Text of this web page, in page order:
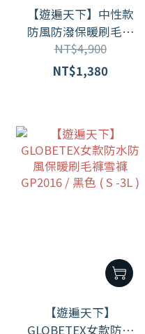
【遊遍天下】中性款
防風防潑保暖刷毛褲
(雪褲) GP20009 /黑色
NT$4,900
NT$1,380
【遊遍天下】
GLOBETEX女款防水